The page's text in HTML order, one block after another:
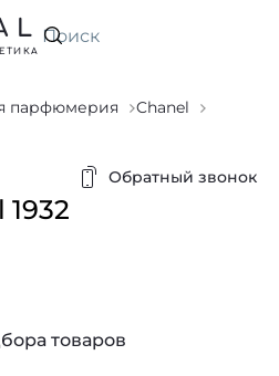
Искать
парфюмерия
Chanel
Обратный звонок
1932
товаров